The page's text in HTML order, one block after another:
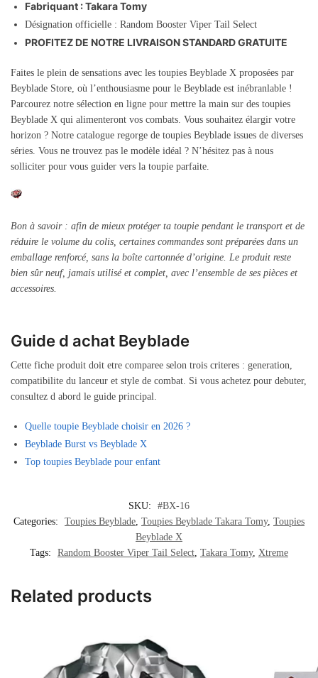
Fabriquant : Takara Tomy
Désignation officielle : Random Booster Viper Tail Select
PROFITEZ DE NOTRE LIVRAISON STANDARD GRATUITE
Faites le plein de sensations avec les toupies Beyblade X proposées par
Beyblade Store, où l’enthousiasme pour le Beyblade est inébranlable !
Parcourez notre sélection en ligne pour mettre la main sur des toupies
Beyblade X qui alimenteront vos combats. Vous souhaitez élargir votre
horizon ? Notre catalogue regorge de toupies Beyblade issues de diverses
séries. Vous ne trouvez pas le modèle idéal ? N’hésitez pas à nous
solliciter pour vous guider vers la toupie parfaite.
Bon à savoir : afin de mieux protéger ta toupie pendant le transport et de
réduire le volume du colis, certaines commandes sont préparées dans un
emballage renforcé, sans la boîte cartonnée d’origine. Le produit reste
bien sûr neuf, jamais utilisé et complet, avec l’ensemble de ses pièces et
accessoires.
Guide d achat Beyblade
Cette fiche produit doit etre comparee selon trois criteres : generation,
compatibilite du lanceur et style de combat. Si vous achetez pour debuter,
consultez d abord le guide principal.
Quelle toupie Beyblade choisir en 2026 ?
Beyblade Burst vs Beyblade X
Top toupies Beyblade pour enfant
SKU:
#BX-16
Categories:
Toupies Beyblade Toupies Beyblade Takara Tomy, Toupies
Beyblade X
Tags:
Random Booster Viper Tail Select Takara Tomy, Xtreme
Related products